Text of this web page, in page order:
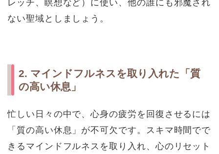
レッチ、瞑想など）に使い、他の誰にも邪魔され
ない聖域としましょう。
2. マインドフルネスを取り入れた「質
の高い休息」
忙しい日々の中で、心身の疲労を回復させるには
「質の高い休息」が不可欠です。スキマ時間でで
きるマインドフルネスを取り入れ、心のリセット